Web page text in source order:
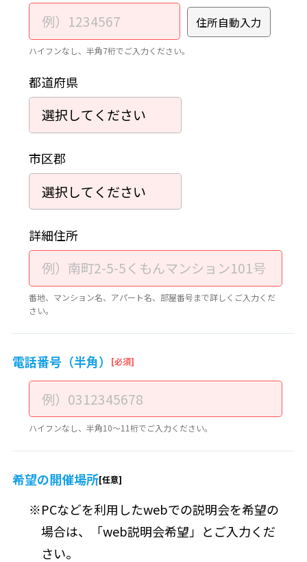
住所自動入力
ハイフンなし、半角7桁でご入力ください。
都道府県
市区郡
詳細住所
番地、マンション名、アパート名、部屋番号まで詳しくご入力くだ
さい。
電話番号（半角）
ハイフンなし、半角10～11桁でご入力ください。
希望の開催場所
PCなどを利用したwebでの説明会を希望の
場合は、「web説明会希望」とご入力くだ
さい。